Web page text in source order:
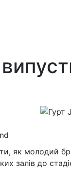
як молодий
залів до